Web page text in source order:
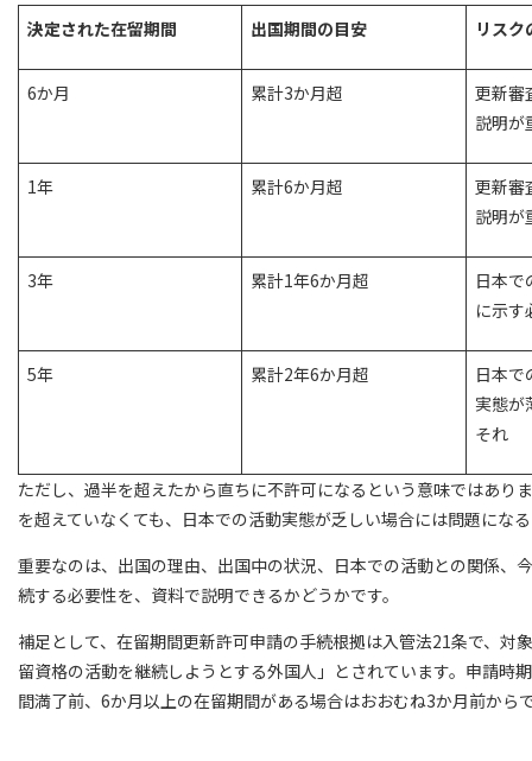
決定された在留期間 出国期間の目安 リスク
6か月 累計3か月超
更新審
説明が
1年 累計6か月超
更新審
説明が
3年 累計1年6か月超
日本で
に示す
5年 累計2年6か月超
日本で
実態が
それ
ただし、過半を超えたから直ちに不許可になるという意味ではあり
を超えていなくても、日本での活動実態が乏しい場合には問題にな
重要なのは、出国の理由、出国中の状況、日本での活動との関係、
続する必要性を、資料で説明できるかどうかです。
補足として、在留期間更新許可申請の手続根拠は入管法21条で、対
留資格の活動を継続しようとする外国人」とされています。申請時
間満了前、6か月以上の在留期間がある場合はおおむね3か月前から